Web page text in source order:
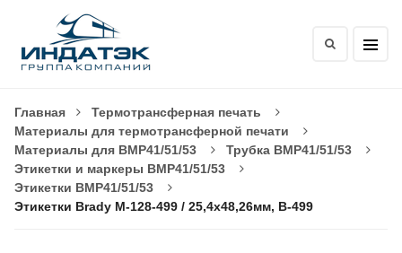
Главная
Термотрансферная печать
Материалы для термотрансферной печати
Материалы для BMP41/51/53
Трубка BMP41/51/53
Этикетки и маркеры BMP41/51/53
Этикетки BMP41/51/53
Этикетки Brady M-128-499 / 25,4x48,26мм, B-499